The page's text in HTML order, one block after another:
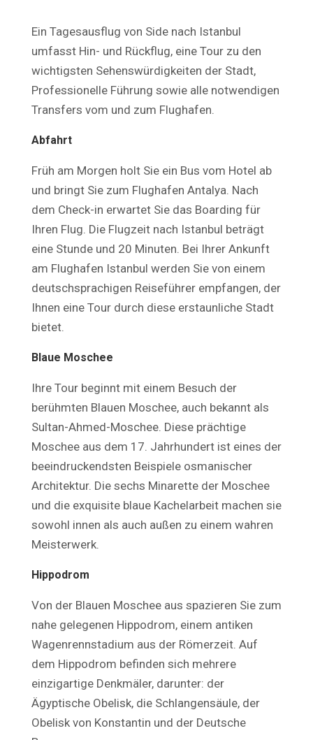
Ein Tagesausflug von Side nach Istanbul
umfasst Hin- und Rückflug, eine Tour zu den
wichtigsten Sehenswürdigkeiten der Stadt,
Professionelle Führung sowie alle notwendigen
Transfers vom und zum Flughafen.
Abfahrt
Früh am Morgen holt Sie ein Bus vom Hotel ab
und bringt Sie zum Flughafen Antalya. Nach
dem Check-in erwartet Sie das Boarding für
Ihren Flug. Die Flugzeit nach Istanbul beträgt
eine Stunde und 20 Minuten. Bei Ihrer Ankunft
am Flughafen Istanbul werden Sie von einem
deutschsprachigen Reiseführer empfangen, der
Ihnen eine Tour durch diese erstaunliche Stadt
bietet.
Blaue Moschee
Ihre Tour beginnt mit einem Besuch der
berühmten Blauen Moschee, auch bekannt als
Sultan-Ahmed-Moschee. Diese prächtige
Moschee aus dem 17. Jahrhundert ist eines der
beeindruckendsten Beispiele osmanischer
Architektur. Die sechs Minarette der Moschee
und die exquisite blaue Kachelarbeit machen sie
sowohl innen als auch außen zu einem wahren
Meisterwerk.
Hippodrom
Von der Blauen Moschee aus spazieren Sie zum
nahe gelegenen Hippodrom, einem antiken
Wagenrennstadium aus der Römerzeit. Auf
dem Hippodrom befinden sich mehrere
einzigartige Denkmäler, darunter: der
Ägyptische Obelisk, die Schlangensäule, der
Obelisk von Konstantin und der Deutsche